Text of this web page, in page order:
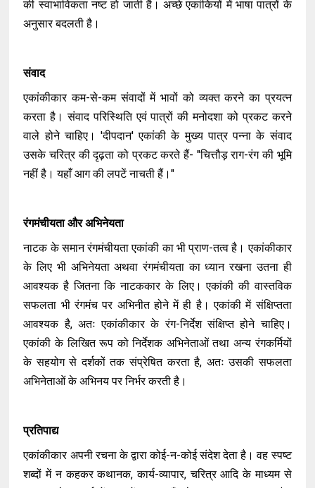
की स्वाभाविकता नष्ट हो जाती है। अच्छे एकांकियों में भाषा पात्रों के
अनुसार बदलती है।
संवाद
एकांकीकार कम-से-कम संवादों में भावों को व्यक्त करने का प्रयत्न
करता है। संवाद परिस्थिति एवं पात्रों की मनोदशा को प्रकट करने
वाले होने चाहिए। 'दीपदान' एकांकी के मुख्य पात्र पन्ना के संवाद
उसके चरित्र की दृढ़ता को प्रकट करते हैं- "चित्तौड़ राग-रंग की भूमि
नहीं है। यहाँ आग की लपटें नाचती हैं।"
रंगमंचीयता और अभिनेयता
नाटक के समान रंगमंचीयता एकांकी का भी प्राण-तत्व है। एकांकीकार
के लिए भी अभिनेयता अथवा रंगमंचीयता का ध्यान रखना उतना ही
आवश्यक है जितना कि नाटककार के लिए। एकांकी की वास्तविक
सफलता भी रंगमंच पर अभिनीत होने में ही है। एकांकी में संक्षिप्तता
आवश्यक है, अतः एकांकीकार के रंग-निर्देश संक्षिप्त होने चाहिए।
एकांकी के लिखित रूप को निर्देशक अभिनेताओं तथा अन्य रंगकर्मियों
के सहयोग से दर्शकों तक संप्रेषित करता है, अतः उसकी सफलता
अभिनेताओं के अभिनय पर निर्भर करती है।
प्रतिपाद्य
एकांकीकार अपनी रचना के द्वारा कोई-न-कोई संदेश देता है। वह स्पष्ट
शब्दों में न कहकर कथानक, कार्य-व्यापार, चरित्र आदि के माध्यम से